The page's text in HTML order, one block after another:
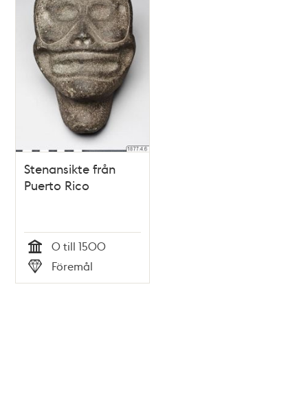
Stenansikte från
Puerto Rico
Tid
0 till 1500
Typ
Föremål